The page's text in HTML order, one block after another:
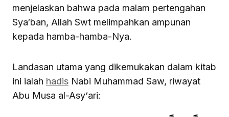
menjelaskan bahwa pada malam pertengahan
Sya‘ban, Allah Swt melimpahkan ampunan
kepada hamba-hamba-Nya.
Landasan utama yang dikemukakan dalam kitab
ini ialah hadis Nabi Muhammad Saw, riwayat
Abu Musa al-Asy‘ari: